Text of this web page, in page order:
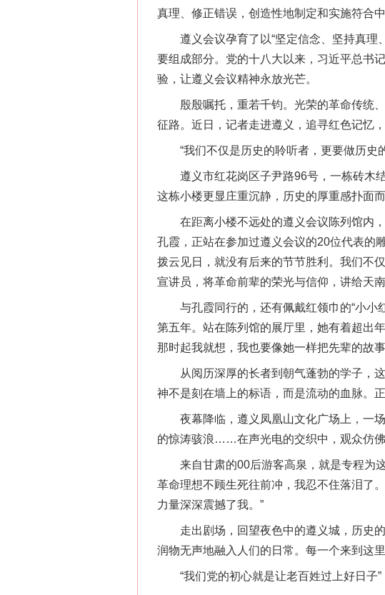
真理、修正错误，创造性地制定和实施符合
遵义会议孕育了以“坚定信念、坚持真理
要组成部分。党的十八大以来，习近平总书
验，让遵义会议精神永放光芒。
殷殷嘱托，重若千钧。光荣的革命传统、
征路。近日，记者走进遵义，追寻红色记忆，
“我们不仅是历史的聆听者，更要做历史
遵义市红花岗区子尹路96号，一栋砖木结
这栋小楼更显庄重沉静，历史的厚重感扑面而
在距离小楼不远处的遵义会议陈列馆内，
孔霞，正站在参加过遵义会议的20位代表的
拨云见日，就没有后来的节节胜利。我们不
宣讲员，将革命前辈的荣光与信仰，讲给天南
与孔霞同行的，还有佩戴红领巾的“小小
第五年。站在陈列馆的展厅里，她有着超出
那时起我就想，我也要像她一样把先辈的故
从阅历深厚的长者到朝气蓬勃的学子，这
神不是刻在墙上的标语，而是流动的血脉。
夜幕降临，遵义凤凰山文化广场上，一场
的惊涛骇浪……在声光电的交织中，观众仿佛
来自甘肃的00后游客高泉，就是专程为这
革命理想不顾生死往前冲，我忍不住落泪了
力量深深震撼了我。”
走出剧场，回望夜色中的遵义城，历史的
润物无声地融入人们的日常。每一个来到这
“我们党的初心就是让老百姓过上好日子”